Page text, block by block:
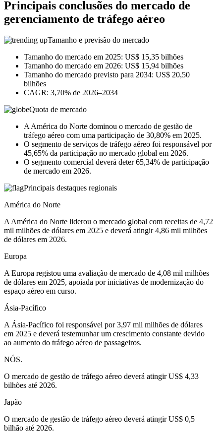
Principais conclusões do mercado de
gerenciamento de tráfego aéreo
Tamanho e previsão do mercado
Tamanho do mercado em 2025: US$ 15,35 bilhões
Tamanho do mercado em 2026: US$ 15,94 bilhões
Tamanho do mercado previsto para 2034: US$ 20,50
bilhões
CAGR: 3,70% de 2026–2034
Quota de mercado
A América do Norte dominou o mercado de gestão de
tráfego aéreo com uma participação de 30,80% em 2025.
O segmento de serviços de tráfego aéreo foi responsável por
45,65% da participação no mercado global em 2026.
O segmento comercial deverá deter 65,34% de participação
de mercado em 2026.
Principais destaques regionais
América do Norte
A América do Norte liderou o mercado global com receitas de 4,72
mil milhões de dólares em 2025 e deverá atingir 4,86 ​​mil milhões
de dólares em 2026.
Europa
A Europa registou uma avaliação de mercado de 4,08 mil milhões
de dólares em 2025, apoiada por iniciativas de modernização do
espaço aéreo em curso.
Ásia-Pacífico
A Ásia-Pacífico foi responsável por 3,97 mil milhões de dólares
em 2025 e deverá testemunhar um crescimento constante devido
ao aumento do tráfego aéreo de passageiros.
NÓS.
O mercado de gestão de tráfego aéreo deverá atingir US$ 4,33
bilhões até 2026.
Japão
O mercado de gestão de tráfego aéreo deverá atingir US$ 0,5
bilhão até 2026.